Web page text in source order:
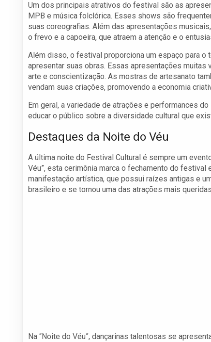
Um dos principais atrativos do festival são as
MPB e música folclórica. Esses shows são
suas coreografias. Além das apresentações
o frevo e a capoeira, que atraem a atenção e o
Além disso, o festival proporciona um espaço para
apresentar suas obras. Essas apresentações
arte e conscientização. As mostras de artesanato
vendam suas criações, promovendo a economia
Em geral, a variedade de atrações e performances
educar o público sobre a diversidade cultural que
Destaques da Noite do Véu
A última noite do Festival Cultural é sempre um
Véu”, esta cerimônia marca o fechamento do
manifestação artística, que possui raízes antigas e
brasileiro e se tornou uma das atrações mais
Na “Noite do Véu”, dançarinas talentosas se